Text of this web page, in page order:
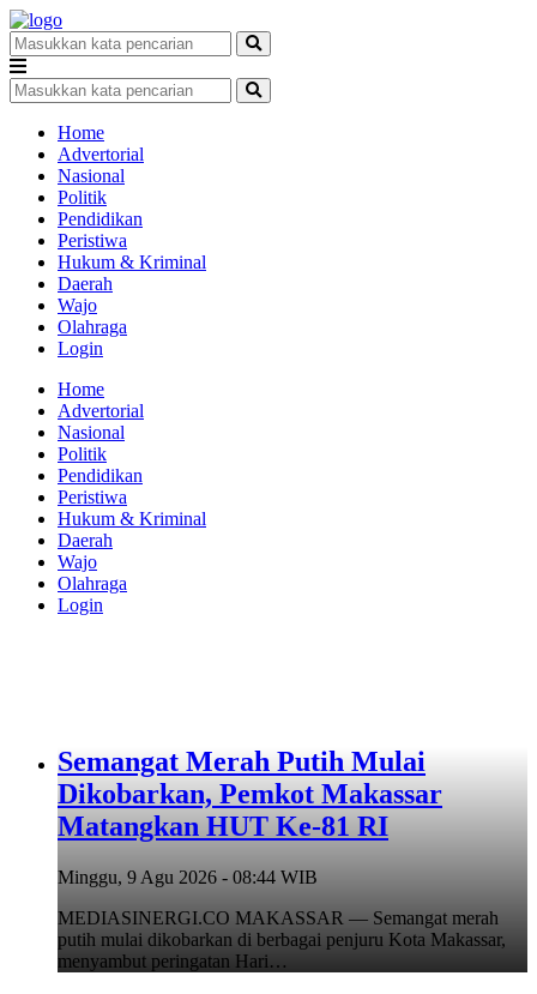
Home
Advertorial
Nasional
Politik
Pendidikan
Peristiwa
Hukum & Kriminal
Daerah
Wajo
Olahraga
Login
Home
Advertorial
Nasional
Politik
Pendidikan
Peristiwa
Hukum & Kriminal
Daerah
Wajo
Olahraga
Login
Semangat Merah Putih Mulai
Dikobarkan, Pemkot Makassar
Matangkan HUT Ke-81 RI
Minggu, 9 Agu 2026 - 08:44 WIB
MEDIASINERGI.CO MAKASSAR — Semangat merah
putih mulai dikobarkan di berbagai penjuru Kota Makassar,
menyambut peringatan Hari…